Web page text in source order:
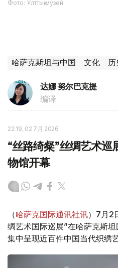
Фото: Ұлттық музей
哈萨克斯坦与中国 文化 历
达娜 努尔巴克提
编译
22:19, 02 7月 2026
“丝路绮粲”丝绸艺术
物馆开幕
（哈萨克国际通讯社讯）7月2
绸艺术国际巡展”在哈萨克斯
集中呈现近百件中国当代织绣